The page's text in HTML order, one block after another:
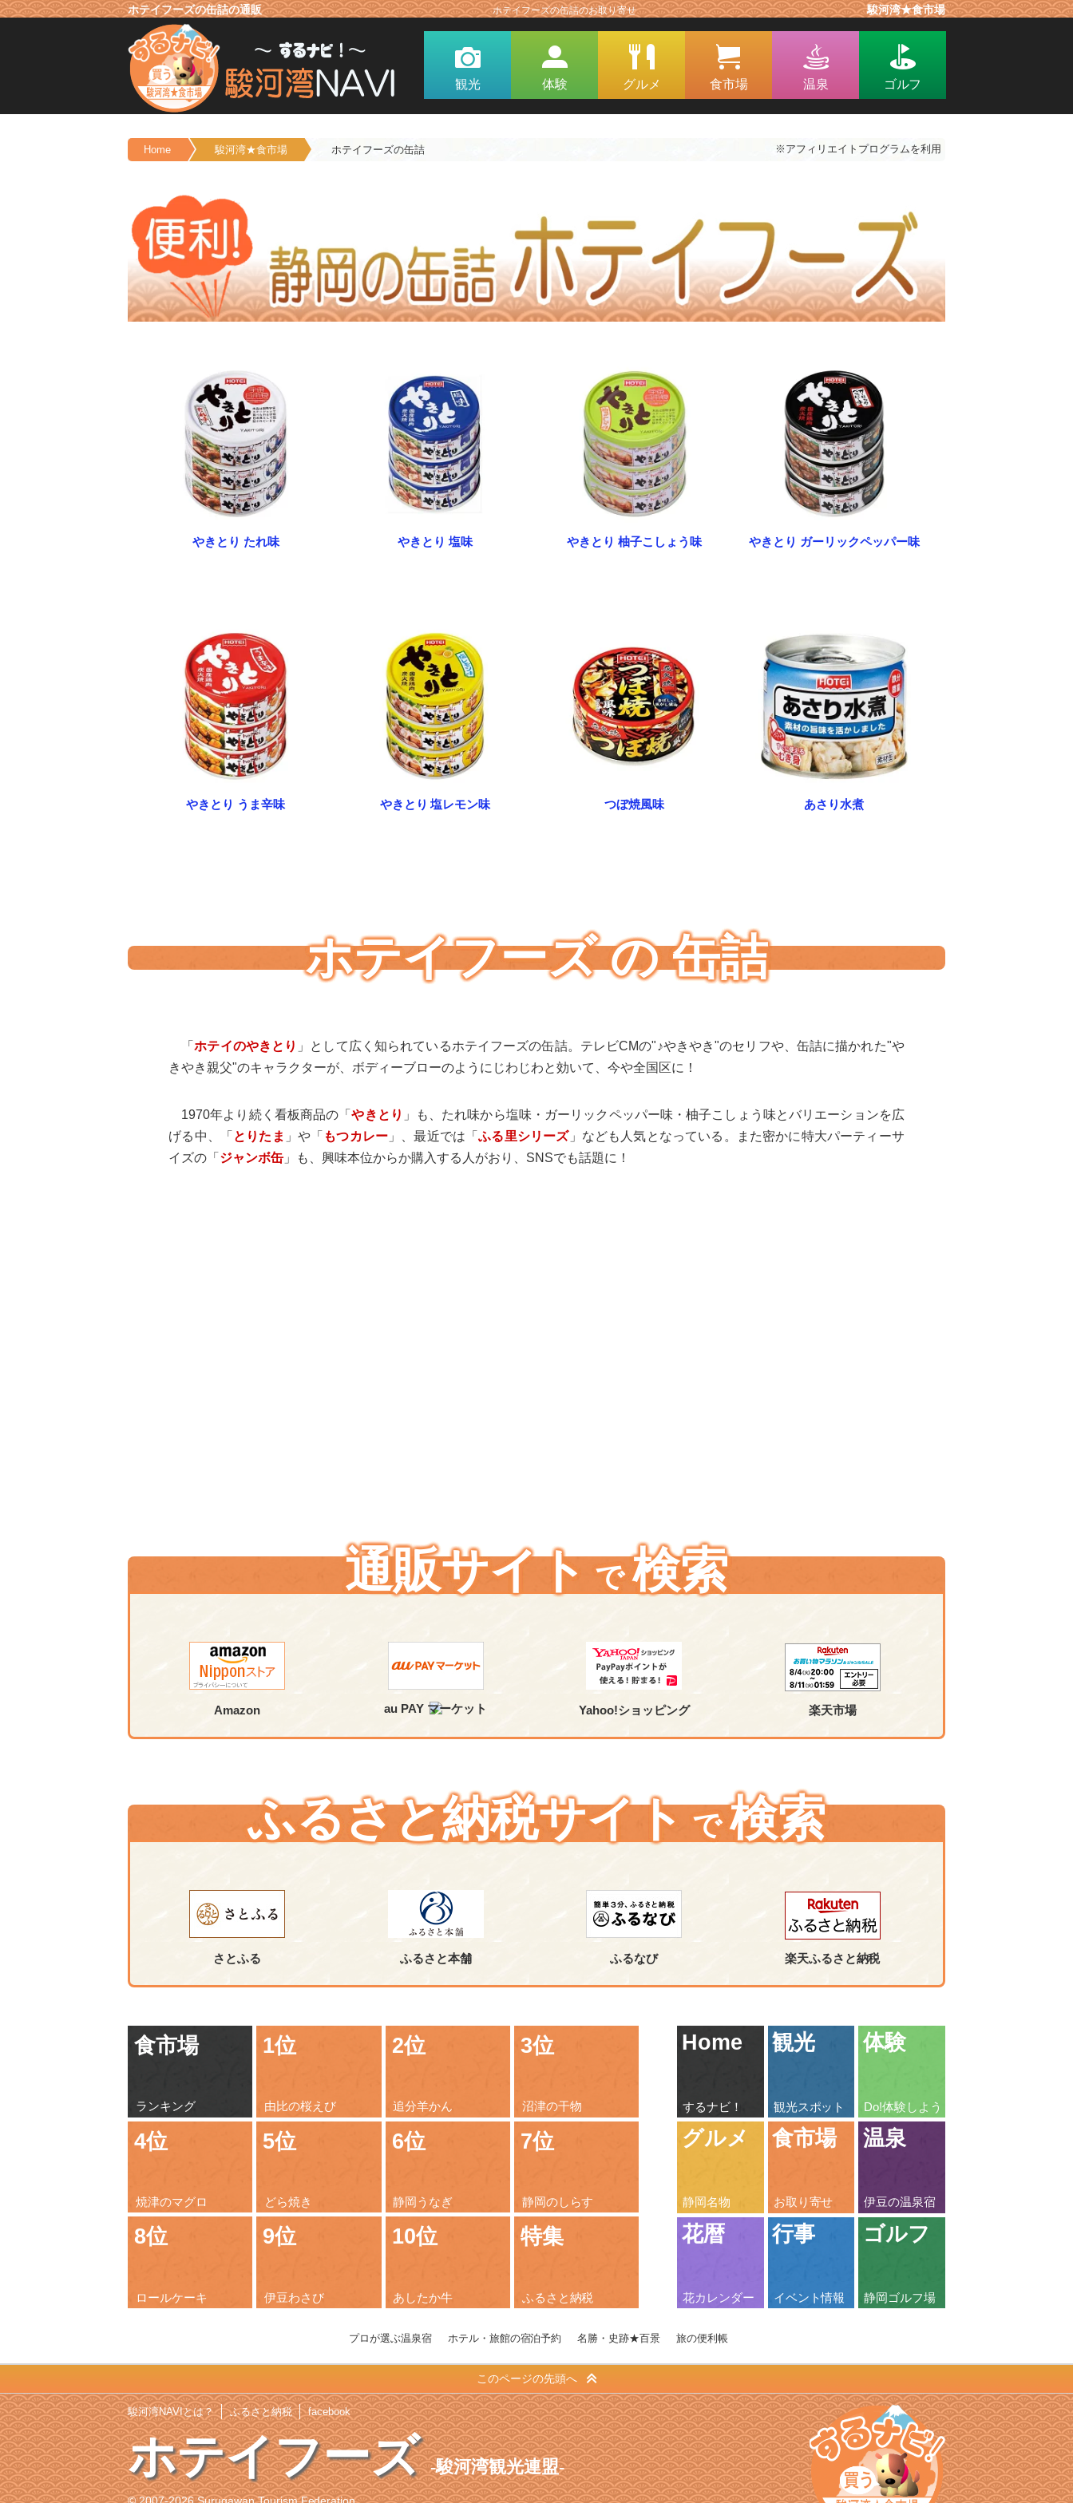
ホテイフーズの缶詰の通販 駿河湾★食市場
ホテイフーズの缶詰のお取り寄せ
観光 体験 グルメ 食市場 温泉 ゴルフ
Home 駿河湾★食市場 ホテイフーズの缶詰 ※アフィリエイトプログラムを利用
やきとり たれ味 やきとり 塩味 やきとり 柚子こしょう味 やきとり ガーリックペッパー味
やきとり うま辛味 やきとり 塩レモン味 つぼ焼風味 あさり水煮
ホテイフーズ の 缶詰
「ホテイのやきとり 」として広く知られているホテイフーズの缶詰。テレビCMの"♪やきやき"のセリフや、缶詰に描かれた"や
きやき親父"のキャラクターが、ボディーブローのようにじわじわと効いて、今や全国区に！
1970年より続く看板商品の「やきとり 」も、たれ味から塩味・ガーリックペッパー味・柚子こしょう味とバリエーションを広
げる中、「 とりたま 」や「 もつカレー 」、最近では「ふる里シリーズ」なども人気となっている。また密かに特大パーティーサ
イズの「 ジャンボ缶 」も、興味本位からか購入する人がおり、SNSでも話題に！
通販サイト で検索
Amazon au PAY マーケット Yahoo!ショッピング 楽天市場
ふるさと納税サイト で検索
さとふる ふるさと本舗 ふるなび 楽天ふるさと納税
食市場
ランキング
1位
由比の桜えび
2位
追分羊かん
3位
沼津の干物
4位
焼津のマグロ
5位
どら焼き
6位
静岡うなぎ
7位
静岡のしらす
8位
ロールケーキ
9位
伊豆わさび
10位
あしたか牛
特集
ふるさと納税
Home
するナビ！
観光
観光スポット
体験
Do!体験しよう
グルメ
静岡名物
食市場
お取り寄せ
温泉
伊豆の温泉宿
花暦
花カレンダー
行事
イベント情報
ゴルフ
静岡ゴルフ場
プロが選ぶ温泉宿 ホテル・旅館の宿泊予約 名勝・史跡★百景 旅の便利帳
このページの先頭へ
駿河湾NAVIとは？ ふるさと納税 facebook
ホテイフーズ 駿河湾観光連盟